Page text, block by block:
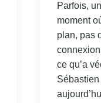
Parfois,
moment
plan, pas
connexion
ce qu’a